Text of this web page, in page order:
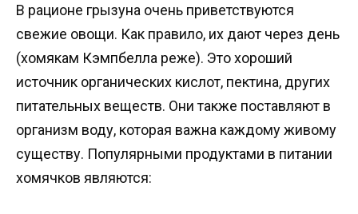
В рационе грызуна очень приветствуются
свежие овощи. Как правило, их дают через день
(хомякам Кэмпбелла реже). Это хороший
источник органических кислот, пектина, других
питательных веществ. Они также поставляют в
организм воду, которая важна каждому живому
существу. Популярными продуктами в питании
хомячков являются: